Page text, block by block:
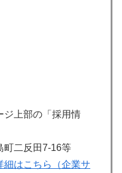
ジ上部の「採用情
町二反田7-16等
細はこちら（企業サ